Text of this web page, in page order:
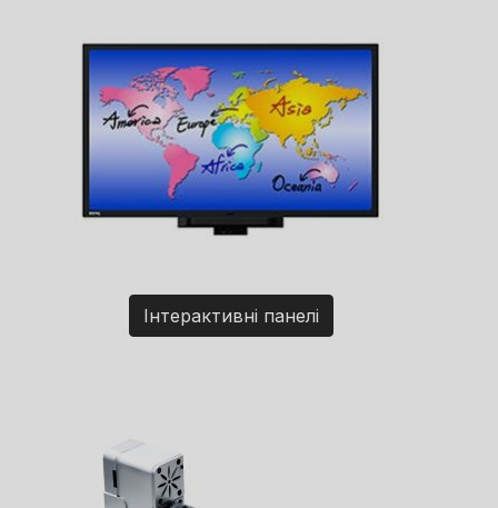
Інтерактивні панелі